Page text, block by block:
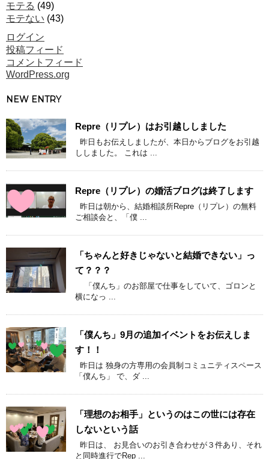
モテる (49)
モテない (43)
ログイン
投稿フィード
コメントフィード
WordPress.org
NEW ENTRY
Repre（リプレ）はお引越ししました
昨日もお伝えしましたが、本日からブログをお引越
ししました。 これは ...
Repre（リプレ）の婚活ブログは終了します
昨日は朝から、結婚相談所Repre（リプレ）の無料
ご相談会と、「僕 ...
「ちゃんと好きじゃないと結婚できない」っ
て？？？
「僕んち」のお部屋で仕事をしていて、ゴロンと
横になっ ...
「僕んち」9月の追加イベントをお伝えしま
す！！
昨日は 独身の方専用の会員制コミュニティスペース
「僕んち」 で、ダ ...
「理想のお相手」というのはこの世には存在
しないという話
昨日は、 お見合いのお引き合わせが３件あり、それ
と同時進行でRep ...